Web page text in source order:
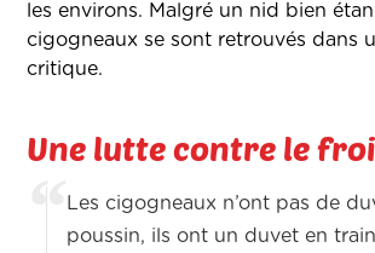
les environs. Malgré un nid bien
cigogneaux se sont retrouvés dans
critique.
Une lutte contre le
Les cigogneaux n’ont pas de
poussin, ils ont un duvet en